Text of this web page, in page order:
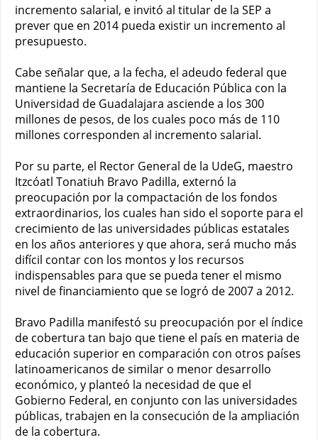
incremento salarial, e invitó al titular de la SEP a
prever que en 2014 pueda existir un incremento al
presupuesto.
Cabe señalar que, a la fecha, el adeudo federal que
mantiene la Secretaría de Educación Pública con la
Universidad de Guadalajara asciende a los 300
millones de pesos, de los cuales poco más de 110
millones corresponden al incremento salarial.
Por su parte, el Rector General de la UdeG, maestro
Itzcóatl Tonatiuh Bravo Padilla, externó la
preocupación por la compactación de los fondos
extraordinarios, los cuales han sido el soporte para el
crecimiento de las universidades públicas estatales
en los años anteriores y que ahora, será mucho más
difícil contar con los montos y los recursos
indispensables para que se pueda tener el mismo
nivel de financiamiento que se logró de 2007 a 2012.
Bravo Padilla manifestó su preocupación por el índice
de cobertura tan bajo que tiene el país en materia de
educación superior en comparación con otros países
latinoamericanos de similar o menor desarrollo
económico, y planteó la necesidad de que el
Gobierno Federal, en conjunto con las universidades
públicas, trabajen en la consecución de la ampliación
de la cobertura.